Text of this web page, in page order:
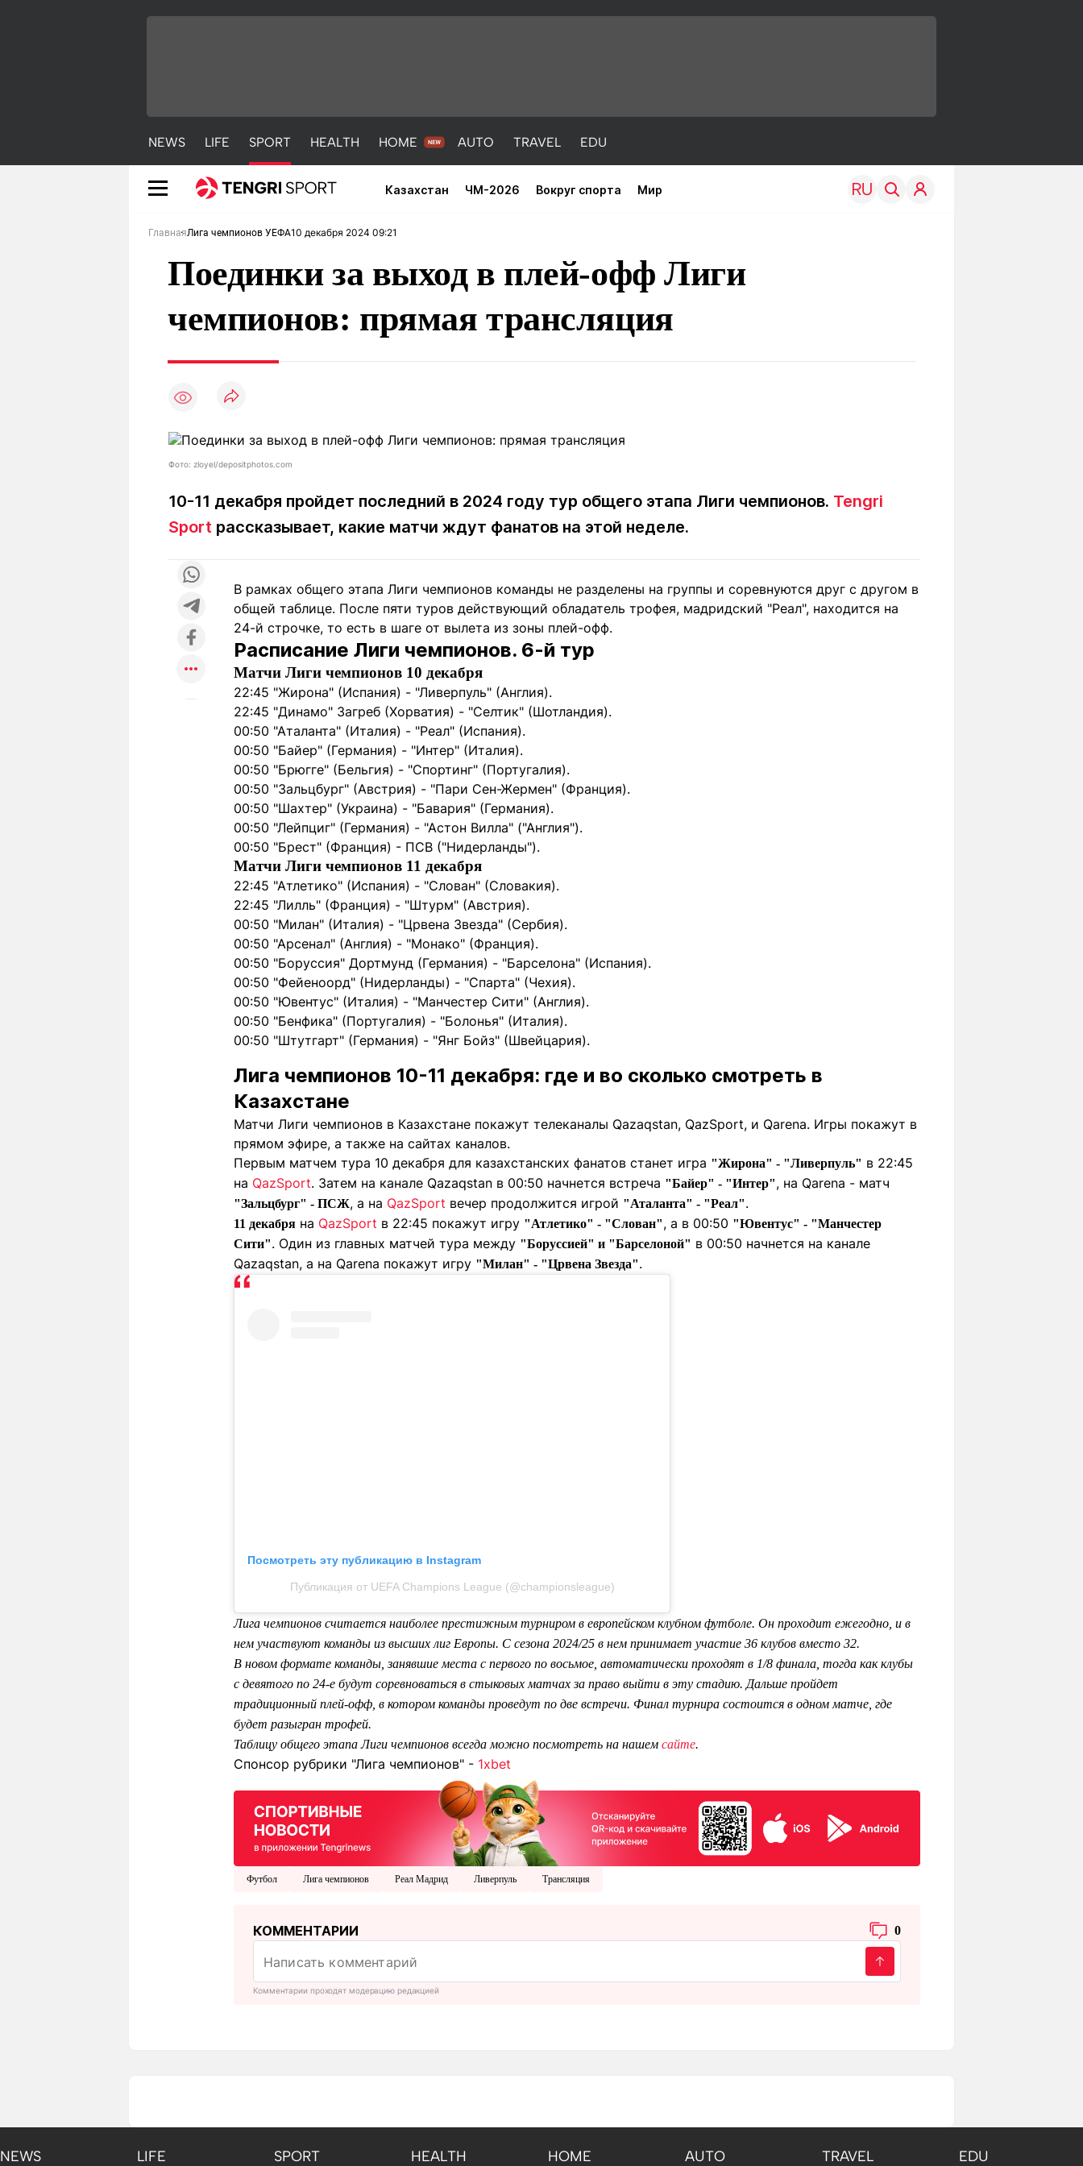
NEWS LIFE SPORT HEALTH HOME AUTO TRAVEL EDU
Казахстан ЧМ-2026 Вокруг спорта Мир
Погода
Рейтинги
Гороскопы
Рецепты
чемпионов
+7 (777) 001 44 99
Реклама
+7 (700) 3 888 188
Мы в социальных сетях
ГлавнаяЛига чемпионов УЕФА10 декабря 2024 09:21
Поединки за выход в плей-офф Лиги
чемпионов: прямая трансляция
Фото: zloyel/depositphotos.com
10-11 декабря пройдет последний в 2024 году тур общего этапа Лиги чемпионов. Tengri
Sport рассказывает, какие матчи ждут фанатов на этой неделе.
В рамках общего этапа Лиги чемпионов команды не разделены на группы и соревнуются друг с другом в
общей таблице. После пяти туров действующий обладатель трофея, мадридский "Реал", находится на
24-й строчке, то есть в шаге от вылета из зоны плей-офф.
Расписание Лиги чемпионов. 6-й тур
Матчи Лиги чемпионов 10 декабря
22:45 "Жирона" (Испания) - "Ливерпуль" (Англия).
22:45 "Динамо" Загреб (Хорватия) - "Селтик" (Шотландия).
00:50 "Аталанта" (Италия) - "Реал" (Испания).
00:50 "Байер" (Германия) - "Интер" (Италия).
00:50 "Брюгге" (Бельгия) - "Спортинг" (Португалия).
00:50 "Зальцбург" (Австрия) - "Пари Сен-Жермен" (Франция).
00:50 "Шахтер" (Украина) - "Бавария" (Германия).
00:50 "Лейпциг" (Германия) - "Астон Вилла" ("Англия").
00:50 "Брест" (Франция) - ПСВ ("Нидерланды").
Матчи Лиги чемпионов 11 декабря
22:45 "Атлетико" (Испания) - "Слован" (Словакия).
22:45 "Лилль" (Франция) - "Штурм" (Австрия).
00:50 "Милан" (Италия) - "Црвена Звезда" (Сербия).
00:50 "Арсенал" (Англия) - "Монако" (Франция).
00:50 "Боруссия" Дортмунд (Германия) - "Барселона" (Испания).
00:50 "Фейеноорд" (Нидерланды) - "Спарта" (Чехия).
00:50 "Ювентус" (Италия) - "Манчестер Сити" (Англия).
00:50 "Бенфика" (Португалия) - "Болонья" (Италия).
00:50 "Штутгарт" (Германия) - "Янг Бойз" (Швейцария).
Лига чемпионов 10-11 декабря: где и во сколько смотреть в
Казахстане
Матчи Лиги чемпионов в Казахстане покажут телеканалы Qazaqstan, QazSport, и Qarena. Игры покажут в
прямом эфире, а также на сайтах каналов.
Первым матчем тура 10 декабря для казахстанских фанатов станет игра "Жирона" - "Ливерпуль" в 22:45
на QazSport. Затем на канале Qazaqstan в 00:50 начнется встреча "Байер" - "Интер", на Qarena - матч
"Зальцбург" - ПСЖ, а на QazSport вечер продолжится игрой "Аталанта" - "Реал".
11 декабря на QazSport в 22:45 покажут игру "Атлетико" - "Слован", а в 00:50 "Ювентус" - "Манчестер
Сити". Один из главных матчей тура между "Боруссией" и "Барселоной" в 00:50 начнется на канале
Qazaqstan, а на Qarena покажут игру "Милан" - "Црвена Звезда".
Посмотреть эту публикацию в Instagram
Публикация от UEFA Champions League (@championsleague)
Лига чемпионов считается наиболее престижным турниром в европейском клубном футболе. Он проходит ежегодно, и в
нем участвуют команды из высших лиг Европы. С сезона 2024/25 в нем принимает участие 36 клубов вместо 32.
В новом формате команды, занявшие места с первого по восьмое, автоматически проходят в 1/8 финала, тогда как клубы
с девятого по 24-е будут соревноваться в стыковых матчах за право выйти в эту стадию. Дальше пройдет
традиционный плей-офф, в котором команды проведут по две встречи. Финал турнира состоится в одном матче, где
будет разыгран трофей.
Таблицу общего этапа Лиги чемпионов всегда можно посмотреть на нашем сайте.
Спонсор рубрики "Лига чемпионов" - 1xbet
Футбол Лига чемпионов Реал Мадрид Ливерпуль Трансляция
КОММЕНТАРИИ 0
Комментарии проходят модерацию редакцией
NEWS LIFE SPORT HEALTH HOME AUTO TRAVEL EDU